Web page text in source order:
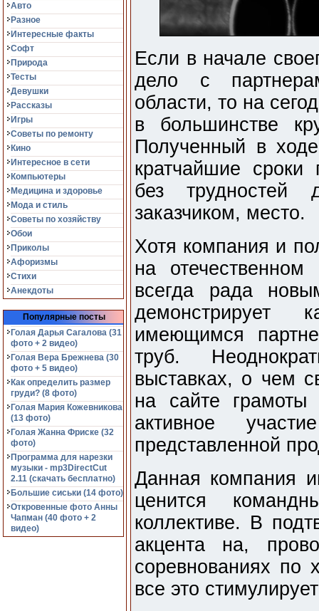
Авто
Разное
Интересные факты
Софт
Природа
Тесты
Девушки
Рассказы
Игры
Советы по ремонту
Кино
Интересное в сети
Компьютеры
Медицина и здоровье
Мода и стиль
Советы по хозяйству
Обои
Приколы
Афоризмы
Стихи
Анекдоты
Популярные посты
Голая Дарья Сагалова (31
фото + 2 видео)
Голая Вера Брежнева (30
фото + 5 видео)
Как определить размер
груди? (8 фото)
Голая Мария Кожевникова
(13 фото)
Голая Жанна Фриске (32
фото)
Программа для нарезки
музыки - mp3DirectCut
2.11 (cкачать бесплатно)
Большие сиськи (14 фото)
Откровенные фото Анны
Чапман (40 фото + 2
видео)
Если в начале
дело с
области, то на
в большинстве
Полученный в
кратчайшие
без трудностей
заказчиком, место.
Хотя компания и
на
всегда рада
имеющимся
труб.
выставках, о чем
на сайте
активное
представленной
Данная компания
ценится
коллективе. В
акцента на,
соревнованиях по
все это